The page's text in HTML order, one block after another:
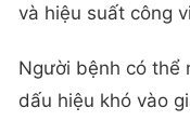
và hiệu suất công
Người bệnh có thể
dấu hiệu khó vào